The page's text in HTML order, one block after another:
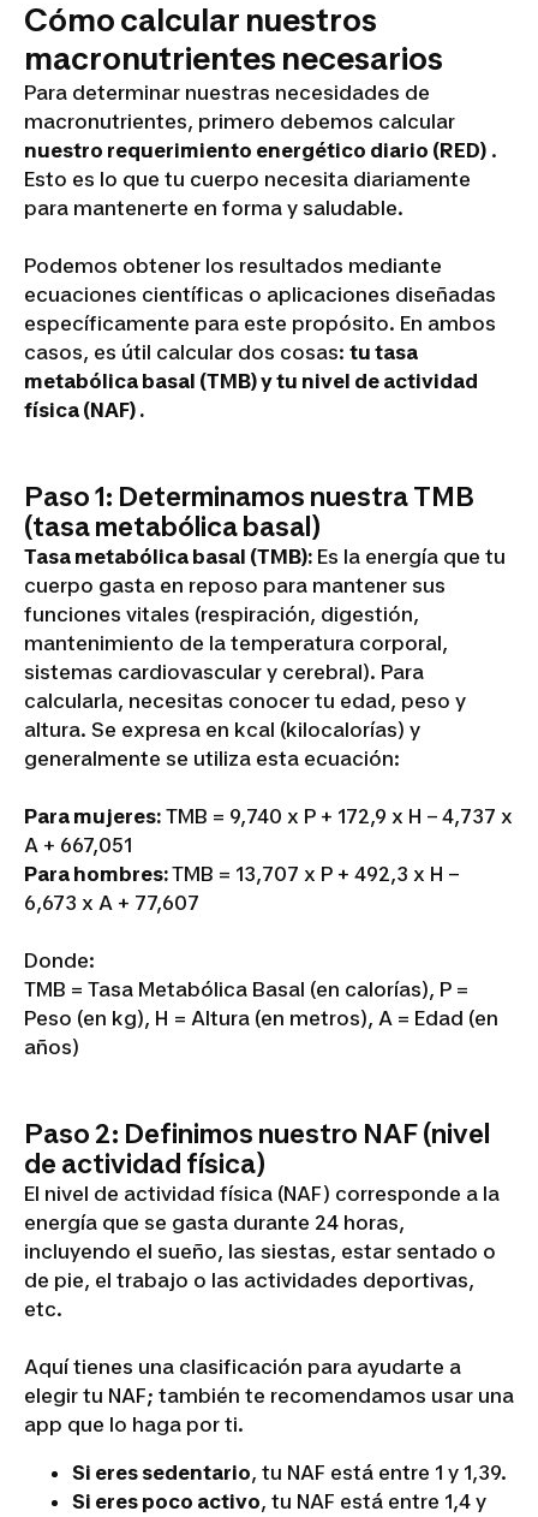
Cómo calcular nuestros
macronutrientes necesarios
Para determinar nuestras necesidades de
macronutrientes, primero debemos calcular
nuestro requerimiento energético diario (RED) .
Esto es lo que tu cuerpo necesita diariamente
para mantenerte en forma y saludable.
Podemos obtener los resultados mediante
ecuaciones científicas o aplicaciones diseñadas
específicamente para este propósito. En ambos
casos, es útil calcular dos cosas: tu tasa
metabólica basal (TMB) y tu nivel de actividad
física (NAF) .
Paso 1: Determinamos nuestra TMB
(tasa metabólica basal)
Tasa metabólica basal (TMB): Es la energía que tu
cuerpo gasta en reposo para mantener sus
funciones vitales (respiración, digestión,
mantenimiento de la temperatura corporal,
sistemas cardiovascular y cerebral). Para
calcularla, necesitas conocer tu edad, peso y
altura. Se expresa en kcal (kilocalorías) y
generalmente se utiliza esta ecuación:
Para mujeres: TMB = 9,740 x P + 172,9 x H – 4,737 x
A + 667,051
Para hombres:TMB = 13,707 x P + 492,3 x H –
6,673 x A + 77,607
Donde:
TMB = Tasa Metabólica Basal (en calorías), P =
Peso (en kg), H = Altura (en metros), A = Edad (en
años)
Paso 2: Definimos nuestro NAF (nivel
de actividad física)
El nivel de actividad física (NAF) corresponde a la
energía que se gasta durante 24 horas,
incluyendo el sueño, las siestas, estar sentado o
de pie, el trabajo o las actividades deportivas,
etc.
Aquí tienes una clasificación para ayudarte a
elegir tu NAF; también te recomendamos usar una
app que lo haga por ti.
Si eres sedentario, tu NAF está entre 1 y 1,39.
Si eres poco activo, tu NAF está entre 1,4 y